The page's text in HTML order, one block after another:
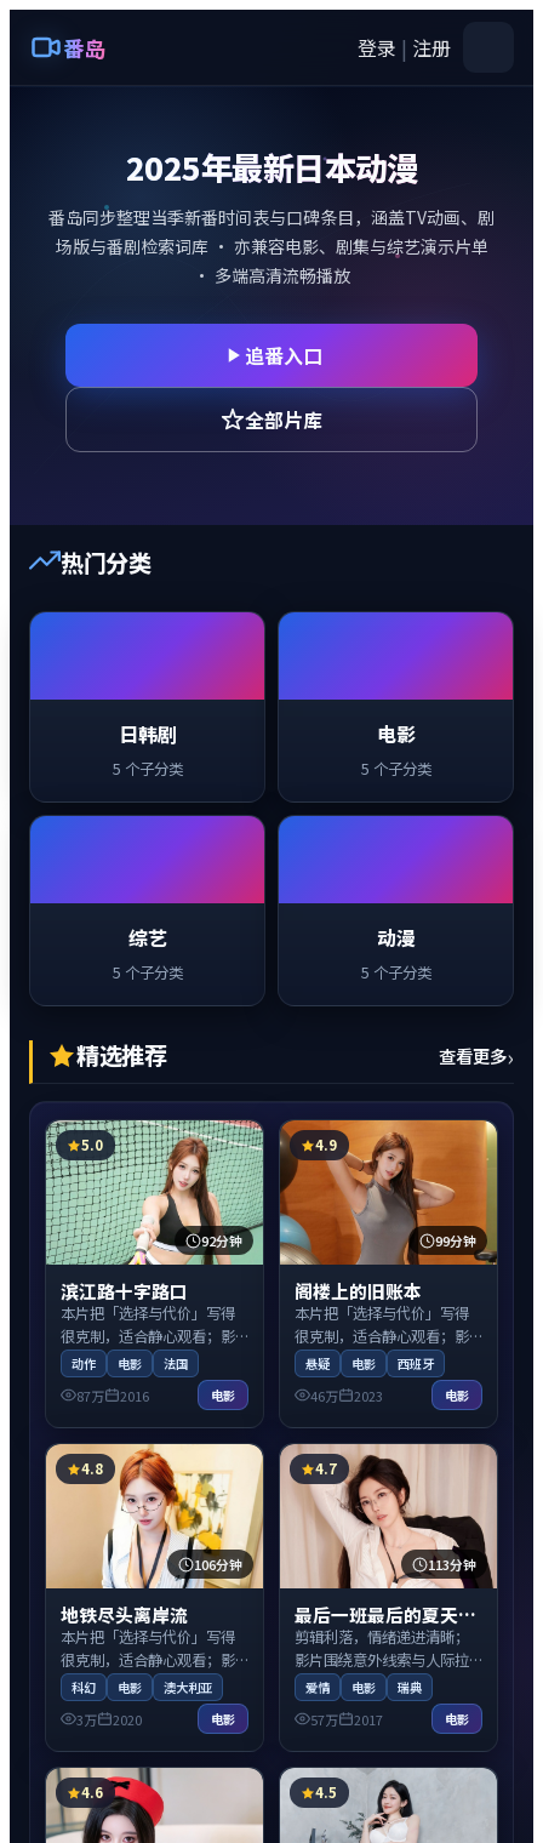
番岛 登录 | 注册
2025年最新日本动漫
番岛同步整理当季新番时间表与口碑条目，涵盖TV动画、剧
场版与番剧检索词库 · 亦兼容电影、剧集与综艺演示片单
· 多端高清流畅播放
追番入口
全部片库
热门分类
日韩剧
5 个子分类
电影
5 个子分类
综艺
5 个子分类
动漫
5 个子分类
精选推荐 查看更多›
5.0
92分钟
滨江路十字路口
本片把「选择与代价」写得
很克制，适合静心观看；影
片围绕意外线索与人际拉扯
展开，适合周末一口气看
完。
动作 电影 法国
87万 2016 电影
4.9
99分钟
阁楼上的旧账本
本片把「选择与代价」写得
很克制，适合静心观看；影
片围绕意外线索与人际拉扯
展开，适合周末一口气看
完。
悬疑 电影 西班牙
46万 2023 电影
4.8
106分钟
地铁尽头离岸流
本片把「选择与代价」写得
很克制，适合静心观看；影
片围绕意外线索与人际拉扯
展开，适合周末一口气看
完。
科幻 电影 澳大利亚
3万 2020 电影
4.7
113分钟
最后一班最后的夏天：前传
剪辑利落，情绪递进清晰；
影片围绕意外线索与人际拉
扯展开，适合周末一口气看
完。
爱情 电影 瑞典
57万 2017 电影
4.6 4.5